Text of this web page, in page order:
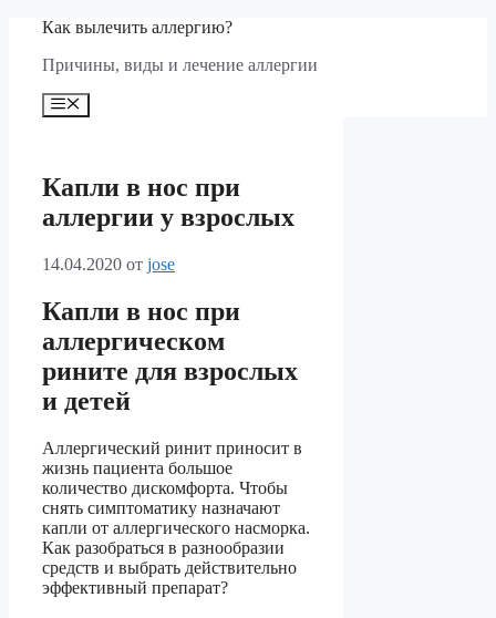
Перейти
содержимому
Как вылечить аллергию?
Причины, виды и лечение аллергии
Меню
Капли в нос при
аллергии у взрослых
14.04.2020 от jose
Капли в нос при
аллергическом
рините для взрослых
и детей
Аллергический ринит приносит в
жизнь пациента большое
количество дискомфорта. Чтобы
снять симптоматику назначают
капли от аллергического насморка.
Как разобраться в разнообразии
средств и выбрать действительно
эффективный препарат?